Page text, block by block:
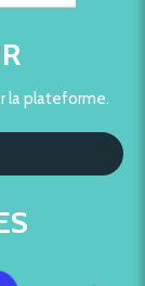
la plateforme.